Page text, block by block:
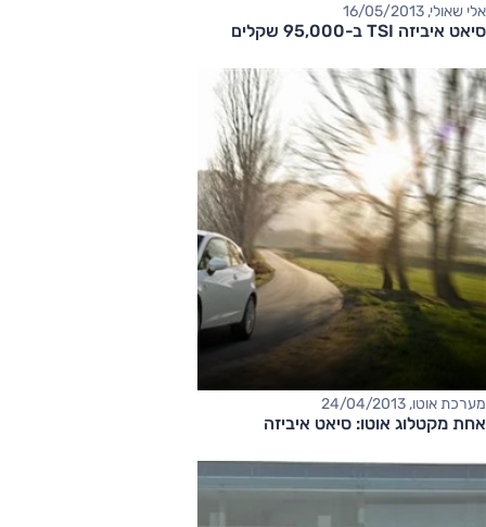
אלי שאולי, 16/05/2013
סיאט איביזה TSI ב-95,000 שקלים
מערכת אוטו, 24/04/2013
אחת מקטלוג אוטו: סיאט איביזה